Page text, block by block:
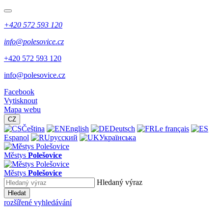
+420 572 593 120
info@polesovice.cz
+420 572 593 120
info@polesovice.cz
Facebook
Vytisknout
Mapa webu
CZ
Čeština English Deutsch
Le français
Espanol
русский Українська
Městys Polešovice
Městys Polešovice
Hledaný výraz
Hledat
rozšířené vyhledávání